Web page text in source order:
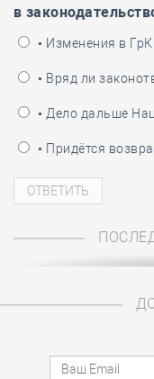
в
• Изменения в
• Вряд ли
• Дело дальше
• Придётся